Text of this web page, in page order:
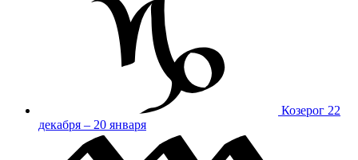
Козерог 22
декабря – 20 января